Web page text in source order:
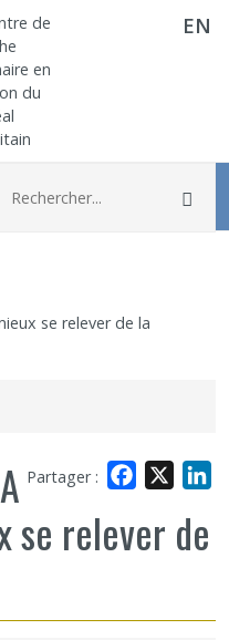
EN
se relever de la
Partager : Facebook
se relever de